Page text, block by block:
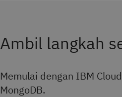
Ambil langkah
Memulai dengan IBM
MongoDB.